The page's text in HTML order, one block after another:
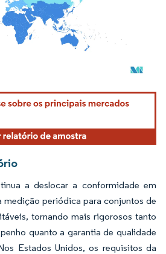
O reuso requer atribuição conforme CC BY 4.0.
a deslocar a conformidade em
medição periódica para conjuntos de
tornando mais rigorosos tanto
quanto a garantia de qualidade
Estados Unidos, os requisitos da